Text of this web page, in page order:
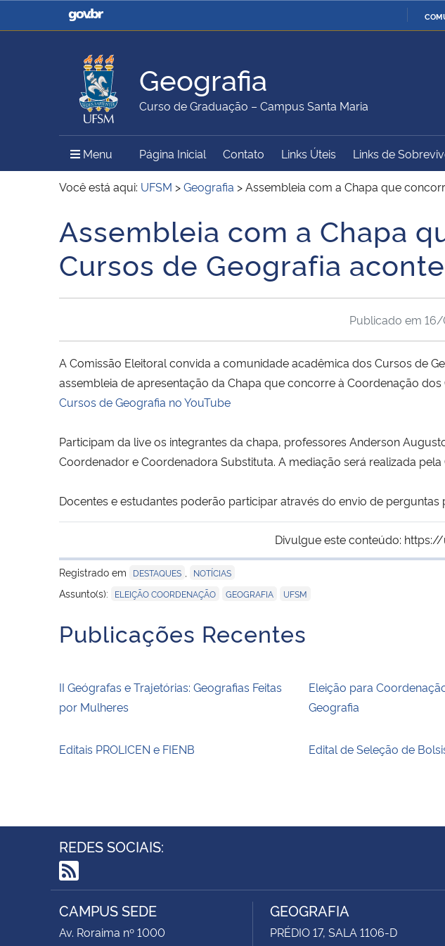
Casa Civil
Ministério da Justiça e
Ministério da Defesa
Ministério da Agricultura,
Pecuária e Abastecimento
Ministério da Educação
Ministério do Meio Ambiente Ministério do Turismo
Ministério do
Desenvolvimento Regional
Secretaria de Governo
Gabinete de Segurança
Institucional
Advocacia-Geral da
Geografia
Curso de Graduação – Campus Santa Maria
Menu Menu Principal do Sítio
Página Inicial Contato Links Úteis Links de
Você está aqui: UFSM >Geografia >Assembleia com a Chapa que
Início do conteúdo
Assembleia com a Chapa
Cursos de Geografia
Publicado em 16/
A Comissão Eleitoral convida a comunidade acadêmica dos Cursos de
assembleia de apresentação da Chapa que concorre à Coordenação dos
Cursos de Geografia no YouTube
Participam da live os integrantes da chapa, professores Anderson
Coordenador e Coordenadora Substituta. A mediação será realizada pela
Docentes e estudantes poderão participar através do envio de
Divulgue este conteúdo:
Registrado em
DESTAQUES NOTÍCIAS
Assunto(s): ELEIÇÃO COORDENAÇÃO GEOGRAFIA UFSM
Publicações Recentes
II Geógrafas e Trajetórias: Geografias Feitas
por Mulheres
Eleição para
Geografia
Editais PROLICEN e FIENB Edital de Seleção de
REDES SOCIAIS:
RSS
CAMPUS SEDE
Av. Roraima nº 1000
GEOGRAFIA
PRÉDIO 17, SALA 1106-D